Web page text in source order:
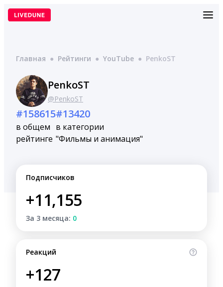
Перейти
Главная ● Рейтинги ● YouTube ● PenkoST
PenkoST
@PenkoST
#158615
в общем
рейтинге
#13420
в категории
"Фильмы и анимация"
Подписчиков
+11,155
За 3 месяца: 0
Реакций
+127